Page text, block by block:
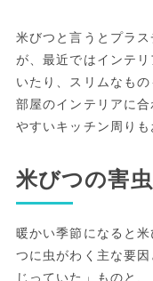
米びつと言うとプラ
が、最近ではインテ
いたり、スリムなも
部屋のインテリアに
やすいキッチン周りも
米びつの害
暖かい季節になると
つに虫がわく主な要
じっていた」ものと